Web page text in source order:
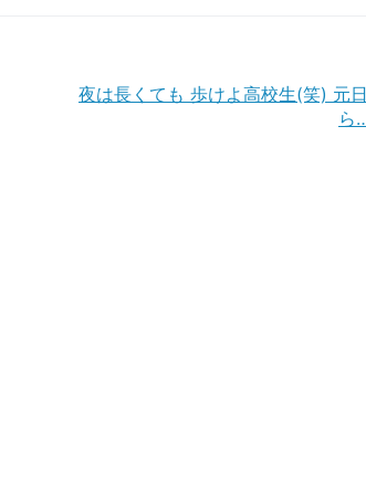
夜は長くても 歩けよ高校生(笑) 元
ら